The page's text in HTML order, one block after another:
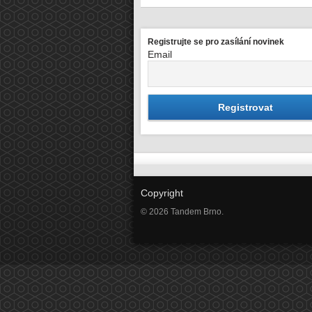
Registrujte se pro zasílání novinek
Email
Copyright
© 2026 Tandem Brno.